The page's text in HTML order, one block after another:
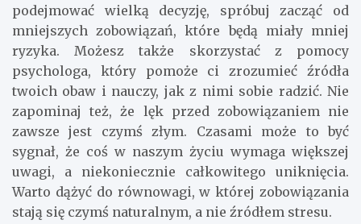
podejmować wielką decyzję, spróbuj zacząć od
mniejszych zobowiązań, które będą miały mniej
ryzyka. Możesz także skorzystać z pomocy
psychologa, który pomoże ci zrozumieć źródła
twoich obaw i nauczy, jak z nimi sobie radzić. Nie
zapominaj też, że lęk przed zobowiązaniem nie
zawsze jest czymś złym. Czasami może to być
sygnał, że coś w naszym życiu wymaga większej
uwagi, a niekoniecznie całkowitego uniknięcia.
Warto dążyć do równowagi, w której zobowiązania
stają się czymś naturalnym, a nie źródłem stresu.